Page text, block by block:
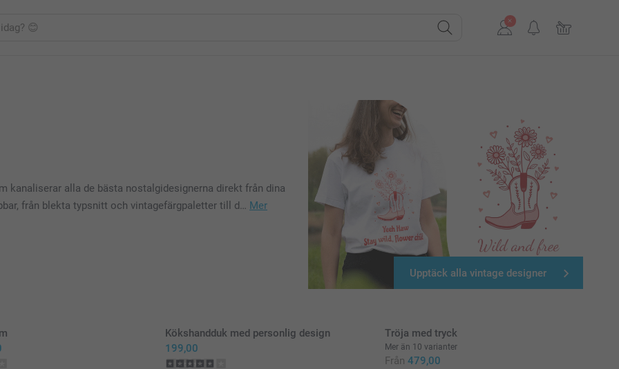
kanaliserar alla de bästa nostalgidesignerna direkt från dina
från blekta typsnitt och vintagefärgpaletter till d… Mer
Upptäck alla vintage designer
Kökshandduk med personlig design
199,00
Tröja med tryck
Mer än 10 varianter
Från 479,00